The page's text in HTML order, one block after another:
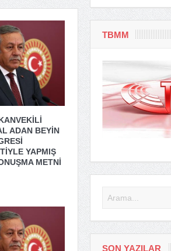
ADAN BEYİN
YAPMIŞ
METNİ
TBMM
SON YAZILAR